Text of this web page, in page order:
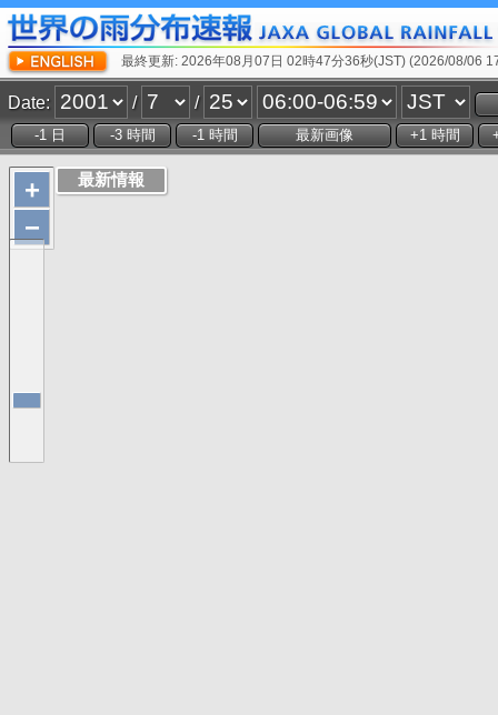
最終更新: 2026年08月07日 02時47分36秒(JST) (2026/08/06
Date: / /
+
−